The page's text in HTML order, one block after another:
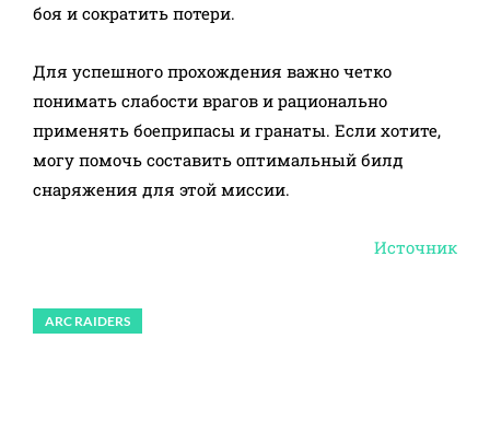
боя и сократить потери.
Для успешного прохождения важно четко
понимать слабости врагов и рационально
применять боеприпасы и гранаты. Если хотите,
могу помочь составить оптимальный билд
снаряжения для этой миссии.
Источник
ARC RAIDERS